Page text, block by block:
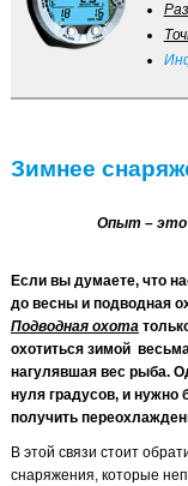
Зимнее
Опыт – это
Если вы думаете, что
до весны и подводная
Подводная охота
охотиться зимой
нагулявшая вес рыба.
нуля градусов, и нужно
получить
В этой связи стоит
снаряжения, которые